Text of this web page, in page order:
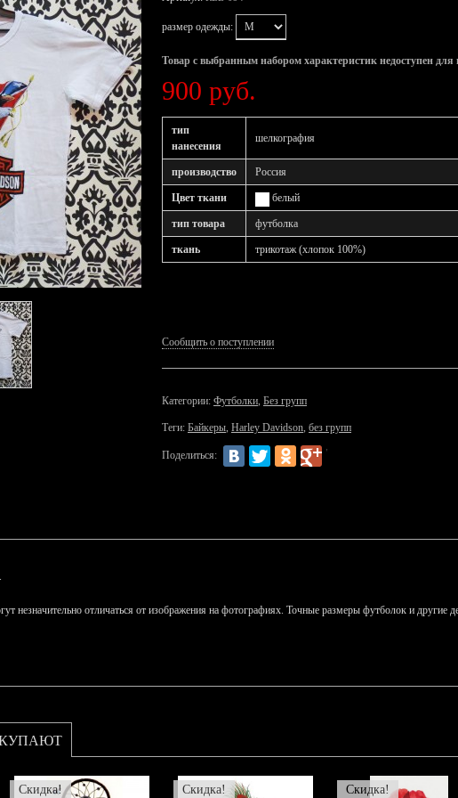
размер одежды:
Товар с выбранным набором характеристик недоступен для
900 руб.
тип
нанесения
шелкография
производство Россия
Цвет ткани белый
тип товара футболка
ткань трикотаж (хлопок 100%)
Сообщить о поступлении
Категории: Футболки, Без групп
Теги: Байкеры, Harley Davidson, без групп
Поделиться:
незначительно отличаться от изображения на фотографиях. Точные размеры футболок и другие
Скидка! Скидка! Скидка!